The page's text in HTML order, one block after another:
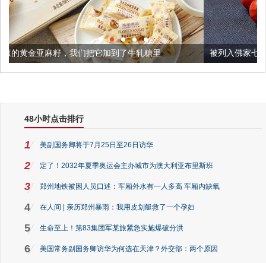
把它加到了牛轧糖里 被列入佛家七宝的它到底有多美？
48小时点击排行
1 美副国务卿将于7月25日至26日访华
2 定了！2032年夏季奥运会主办城市为澳大利亚布里斯班
3 郑州地铁被困人员口述：车厢外水有一人多高 车厢内缺氧
4 在人间 | 亲历郑州暴雨：我用皮划艇救了一个孕妇
5 生命至上！第83集团军某旅紧急实施爆破分洪
6 美国常务副国务卿访华为何选在天津？外交部：两个原因